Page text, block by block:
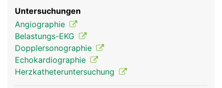
Untersuchungen
Angiographie
Belastungs-EKG
Dopplersonographie
Echokardiographie
Herzkatheteruntersuchung